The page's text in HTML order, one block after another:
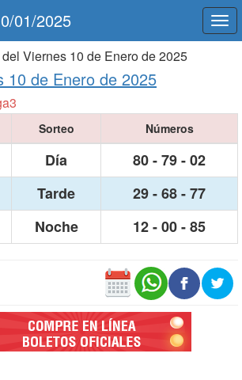
01/2025
Viernes 10 de Enero de 2025
10 de Enero de 2025
Sorteo Números
Día
80 - 79 - 02
Tarde
29 - 68 - 77
Noche 12 - 00 - 85